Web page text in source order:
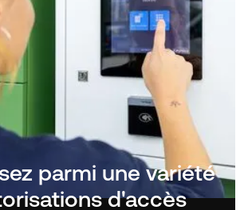
parmi une variété
d'accès